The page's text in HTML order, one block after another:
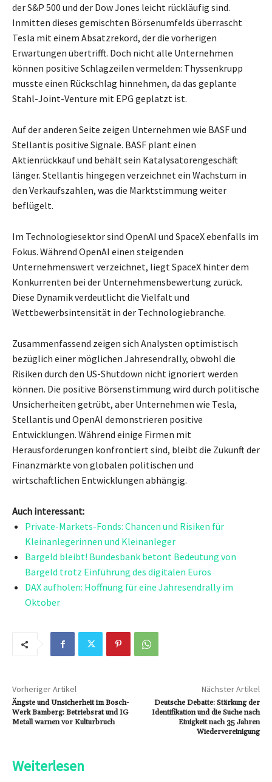
der S&P 500 und der Dow Jones leicht rückläufig sind.
Inmitten dieses gemischten Börsenumfelds überrascht
Tesla mit einem Absatzrekord, der die vorherigen
Erwartungen übertrifft. Doch nicht alle Unternehmen
können positive Schlagzeilen vermelden: Thyssenkrupp
musste einen Rückschlag hinnehmen, da das geplante
Stahl-Joint-Venture mit EPG geplatzt ist.
Auf der anderen Seite zeigen Unternehmen wie BASF und
Stellantis positive Signale. BASF plant einen
Aktienrückkauf und behält sein Katalysatorengeschäft
länger. Stellantis hingegen verzeichnet ein Wachstum in
den Verkaufszahlen, was die Marktstimmung weiter
beflügelt.
Im Technologiesektor sind OpenAI und SpaceX ebenfalls im
Fokus. Während OpenAI einen steigenden
Unternehmenswert verzeichnet, liegt SpaceX hinter dem
Konkurrenten bei der Unternehmensbewertung zurück.
Diese Dynamik verdeutlicht die Vielfalt und
Wettbewerbsintensität in der Technologiebranche.
Zusammenfassend zeigen sich Analysten optimistisch
bezüglich einer möglichen Jahresendrally, obwohl die
Risiken durch den US-Shutdown nicht ignoriert werden
können. Die positive Börsenstimmung wird durch politische
Unsicherheiten getrübt, aber Unternehmen wie Tesla,
Stellantis und OpenAI demonstrieren positive
Entwicklungen. Während einige Firmen mit
Herausforderungen konfrontiert sind, bleibt die Zukunft der
Finanzmärkte von globalen politischen und
wirtschaftlichen Entwicklungen abhängig.
Auch interessant:
Private-Markets-Fonds: Chancen und Risiken für
Kleinanlegerinnen und Kleinanleger
Bargeld bleibt! Bundesbank betont Bedeutung von
Bargeld trotz Einführung des digitalen Euros
DAX aufholen: Hoffnung für eine Jahresendrally im
Oktober
Vorheriger Artikel
Ängste und Unsicherheit im Bosch-
Werk Bamberg: Betriebsrat und IG
Metall warnen vor Kulturbruch
Nächster Artikel
Deutsche Debatte: Stärkung der
Identifikation und die Suche nach
Einigkeit nach 35 Jahren
Wiedervereinigung
Weiterlesen